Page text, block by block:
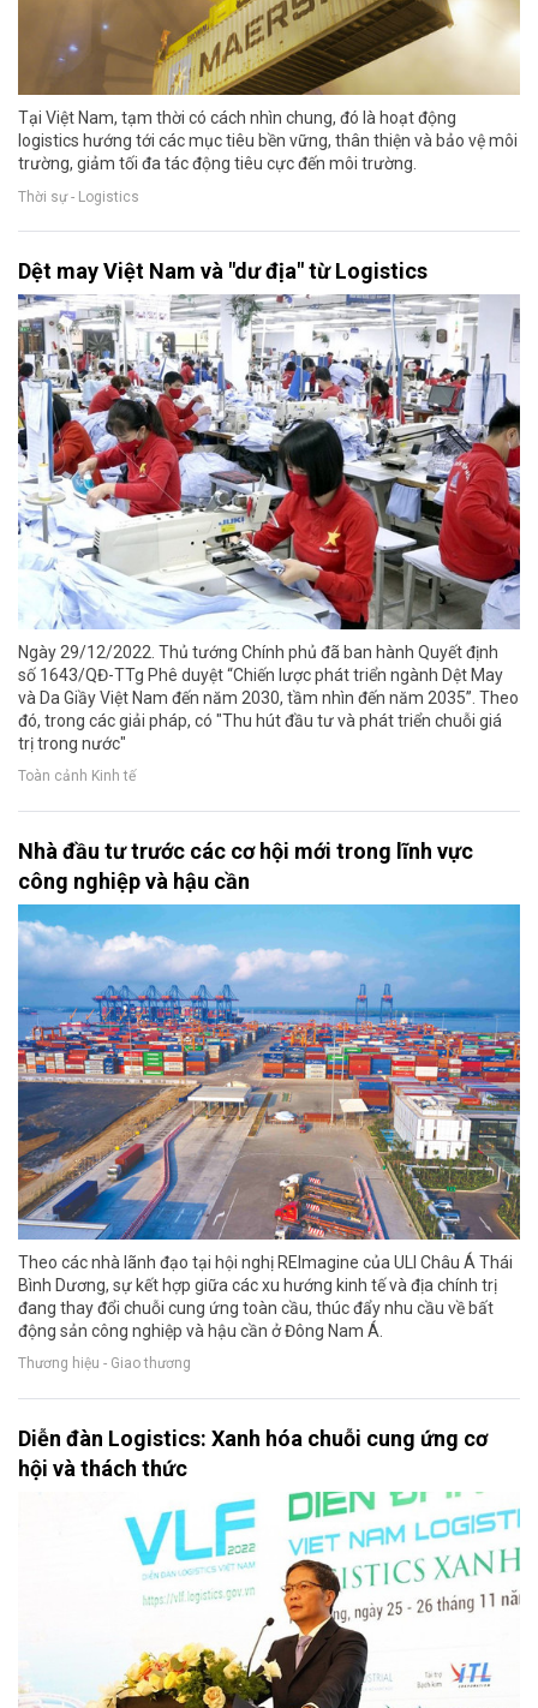
Tại Việt Nam, tạm thời có cách nhìn chung, đó là hoạt động
logistics hướng tới các mục tiêu bền vững, thân thiện và bảo vệ môi
trường, giảm tối đa tác động tiêu cực đến môi trường.
Thời sự - Logistics
Dệt may Việt Nam và "dư địa" từ Logistics
Ngày 29/12/2022. Thủ tướng Chính phủ đã ban hành Quyết định
số 1643/QĐ-TTg Phê duyệt “Chiến lược phát triển ngành Dệt May
và Da Giầy Việt Nam đến năm 2030, tầm nhìn đến năm 2035”. Theo
đó, trong các giải pháp, có "Thu hút đầu tư và phát triển chuỗi giá
trị trong nước"
Toàn cảnh Kinh tế
Nhà đầu tư trước các cơ hội mới trong lĩnh vực
công nghiệp và hậu cần
Theo các nhà lãnh đạo tại hội nghị REImagine của ULI Châu Á Thái
Bình Dương, sự kết hợp giữa các xu hướng kinh tế và địa chính trị
đang thay đổi chuỗi cung ứng toàn cầu, thúc đẩy nhu cầu về bất
động sản công nghiệp và hậu cần ở Đông Nam Á.
Thương hiệu - Giao thương
Diễn đàn Logistics: Xanh hóa chuỗi cung ứng cơ
hội và thách thức